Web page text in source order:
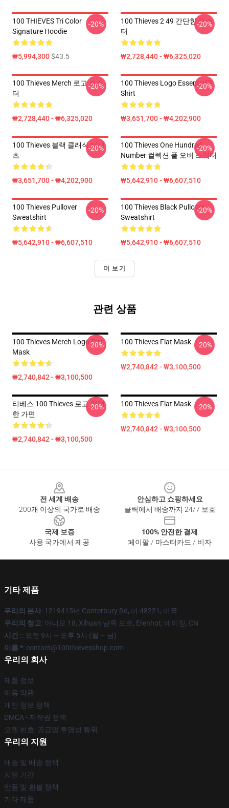
100 THIEVES Tri Color
Signature Hoodie
₩5,994,300$43.5
-20%
100 Thieves 2 49 간단한 포스
터
₩2,728,440 - ₩6,325,020
-20%
100 Thieves Merch 로고 포스
터
₩2,728,440 - ₩6,325,020
-20%
100 Thieves Logo Essential T-
Shirt
₩3,651,700 - ₩4,202,900
-20%
100 Thieves 블랙 클래식 티셔
츠
₩3,651,700 - ₩4,202,900
-20%
100 Thieves One Hundred
Number 컬렉션 풀 오버 스웨터
₩5,642,910 - ₩6,607,510
-20%
100 Thieves Pullover
Sweatshirt
₩5,642,910 - ₩6,607,510
-20%
100 Thieves Black Pullover
Sweatshirt
₩5,642,910 - ₩6,607,510
-20%
더 보기
관련 상품
100 Thieves Merch Logo Flat
Mask
₩2,740,842 - ₩3,100,500
-20% 100 Thieves Flat Mask
₩2,740,842 - ₩3,100,500
-20%
티베스 100 Thieves 로고 편평
한 가면
₩2,740,842 - ₩3,100,500
-20% 100 Thieves Flat Mask
₩2,740,842 - ₩3,100,500
-20%
전 세계 배송
200개 이상의 국가로 배송
안심하고 쇼핑하세요
클릭에서 배송까지 24/7 보호
국제 보증
사용 국가에서 제공
100% 안전한 결제
페이팔 / 마스터카드 / 비자
기타 제품
우리의 본사: 1219415년 Canterbury Rd, 미 48221, 미국
우리의 창고: 아니오 18, Xihuan 남쪽 도로, Erenhot, 베이징, CN
시간 :: 오전 9시 ~ 오후 5시 (월 ~ 금)
이름 *: contact@100thievesshop.com
우리의 회사
제품 정보
이용 약관
개인 정보 정책
DMCA - 저작권 정책
모델 번호: 공급망 투명성 행위
우리의 지원
배송 및 배송 정책
지불 기간
반품 및 환불 정책
기타 제품